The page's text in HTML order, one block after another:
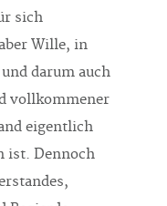
sich
Wille, in
darum auch
vollkommener
eigentlich
ist. Dennoch